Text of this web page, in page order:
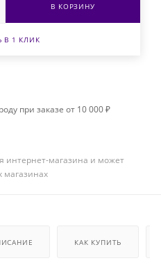
В КОРЗИНУ
В 1 КЛИК
при заказе от 10 000 ₽
интернет-магазина и может
магазинах
КАК КУПИТЬ